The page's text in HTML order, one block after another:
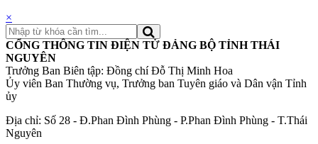
×
CỔNG THÔNG TIN ĐIỆN TỬ ĐẢNG BỘ TỈNH THÁI
NGUYÊN
Trưởng Ban Biên tập: Đồng chí Đỗ Thị Minh Hoa
Ủy viên Ban Thường vụ, Trưởng ban Tuyên giáo và Dân vận Tỉnh
ủy
Địa chỉ: Số 28 - Đ.Phan Đình Phùng - P.Phan Đình Phùng - T.Thái
Nguyên